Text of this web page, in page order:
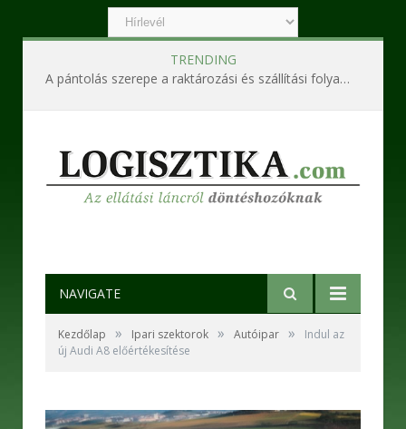
TRENDING
A pántolás szerepe a raktározási és szállítási folyamatokban
NAVIGATE
Kezdőlap » Ipari szektorok » Autóipar »
Indul az
új Audi A8 előértékesítése